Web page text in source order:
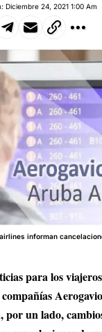
Diciembre 24, 2021 1:00 Am
informan
para los
compañías
por un lado,